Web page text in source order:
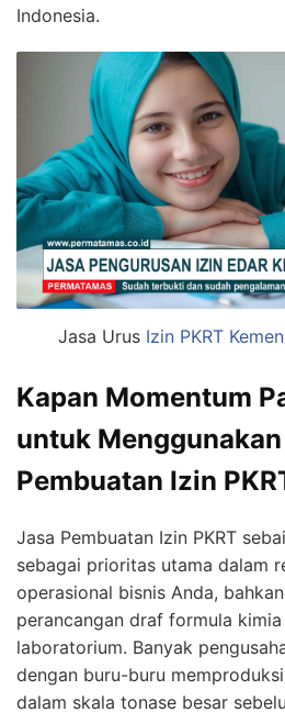
Indonesia.
Jasa Urus Izin PKRT
Kapan Momentum
untuk
Pembuatan Izin
Jasa Pembuatan Izin PKRT
sebagai prioritas utama dalam
operasional bisnis Anda,
perancangan draf formula
laboratorium. Banyak
dengan buru-buru
dalam skala tonase besar